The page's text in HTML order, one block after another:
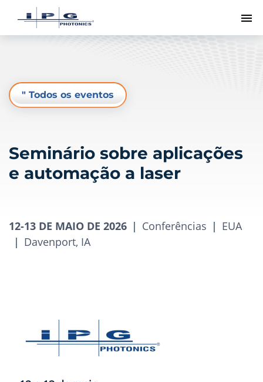
" Todos os eventos
Seminário sobre aplicações
e automação a laser
12-13 DE MAIO DE 2026 | Conferências | EUA
| Davenport, IA